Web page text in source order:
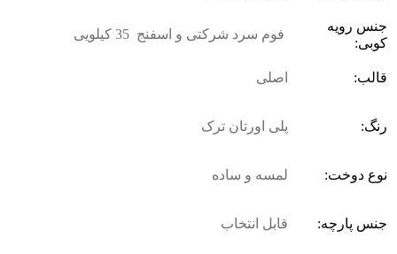
جنس رویه
کوبی:
فوم سرد شرکتی و اسفنج 35 کیلویی
قالب: اصلی
رنگ: پلی اورتان ترک
نوع دوخت: لمسه و ساده
جنس پارچه: قابل انتخاب